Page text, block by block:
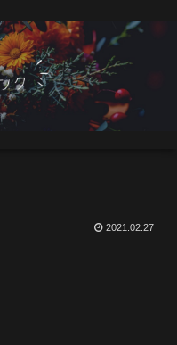
2021.02.27